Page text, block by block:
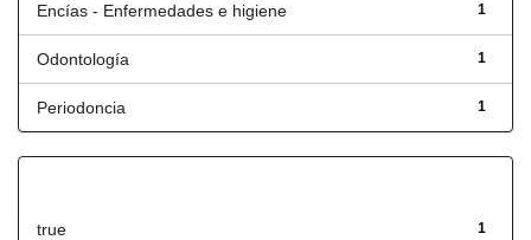
1
Encías - Enfermedades e higiene
1
Odontología
1
Periodoncia
1
true